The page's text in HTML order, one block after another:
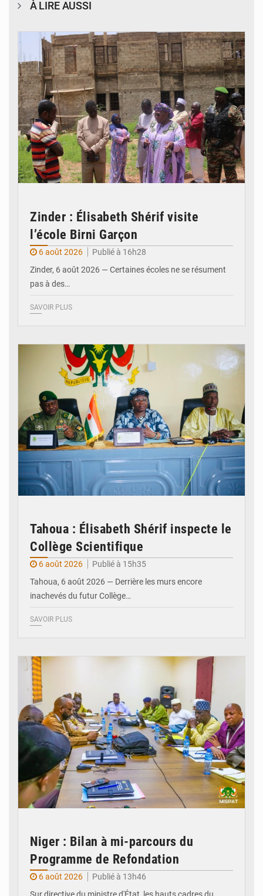
À LIRE AUSSI
Zinder : Élisabeth Shérif visite
l’école Birni Garçon
6 août 2026
Publié à 16h28
Zinder, 6 août 2026 — Certaines écoles ne se résument
pas à des…
SAVOIR PLUS
Tahoua : Élisabeth Shérif inspecte le
Collège Scientifique
6 août 2026
Publié à 15h35
Tahoua, 6 août 2026 — Derrière les murs encore
inachevés du futur Collège…
SAVOIR PLUS
Niger : Bilan à mi-parcours du
Programme de Refondation
6 août 2026
Publié à 13h46